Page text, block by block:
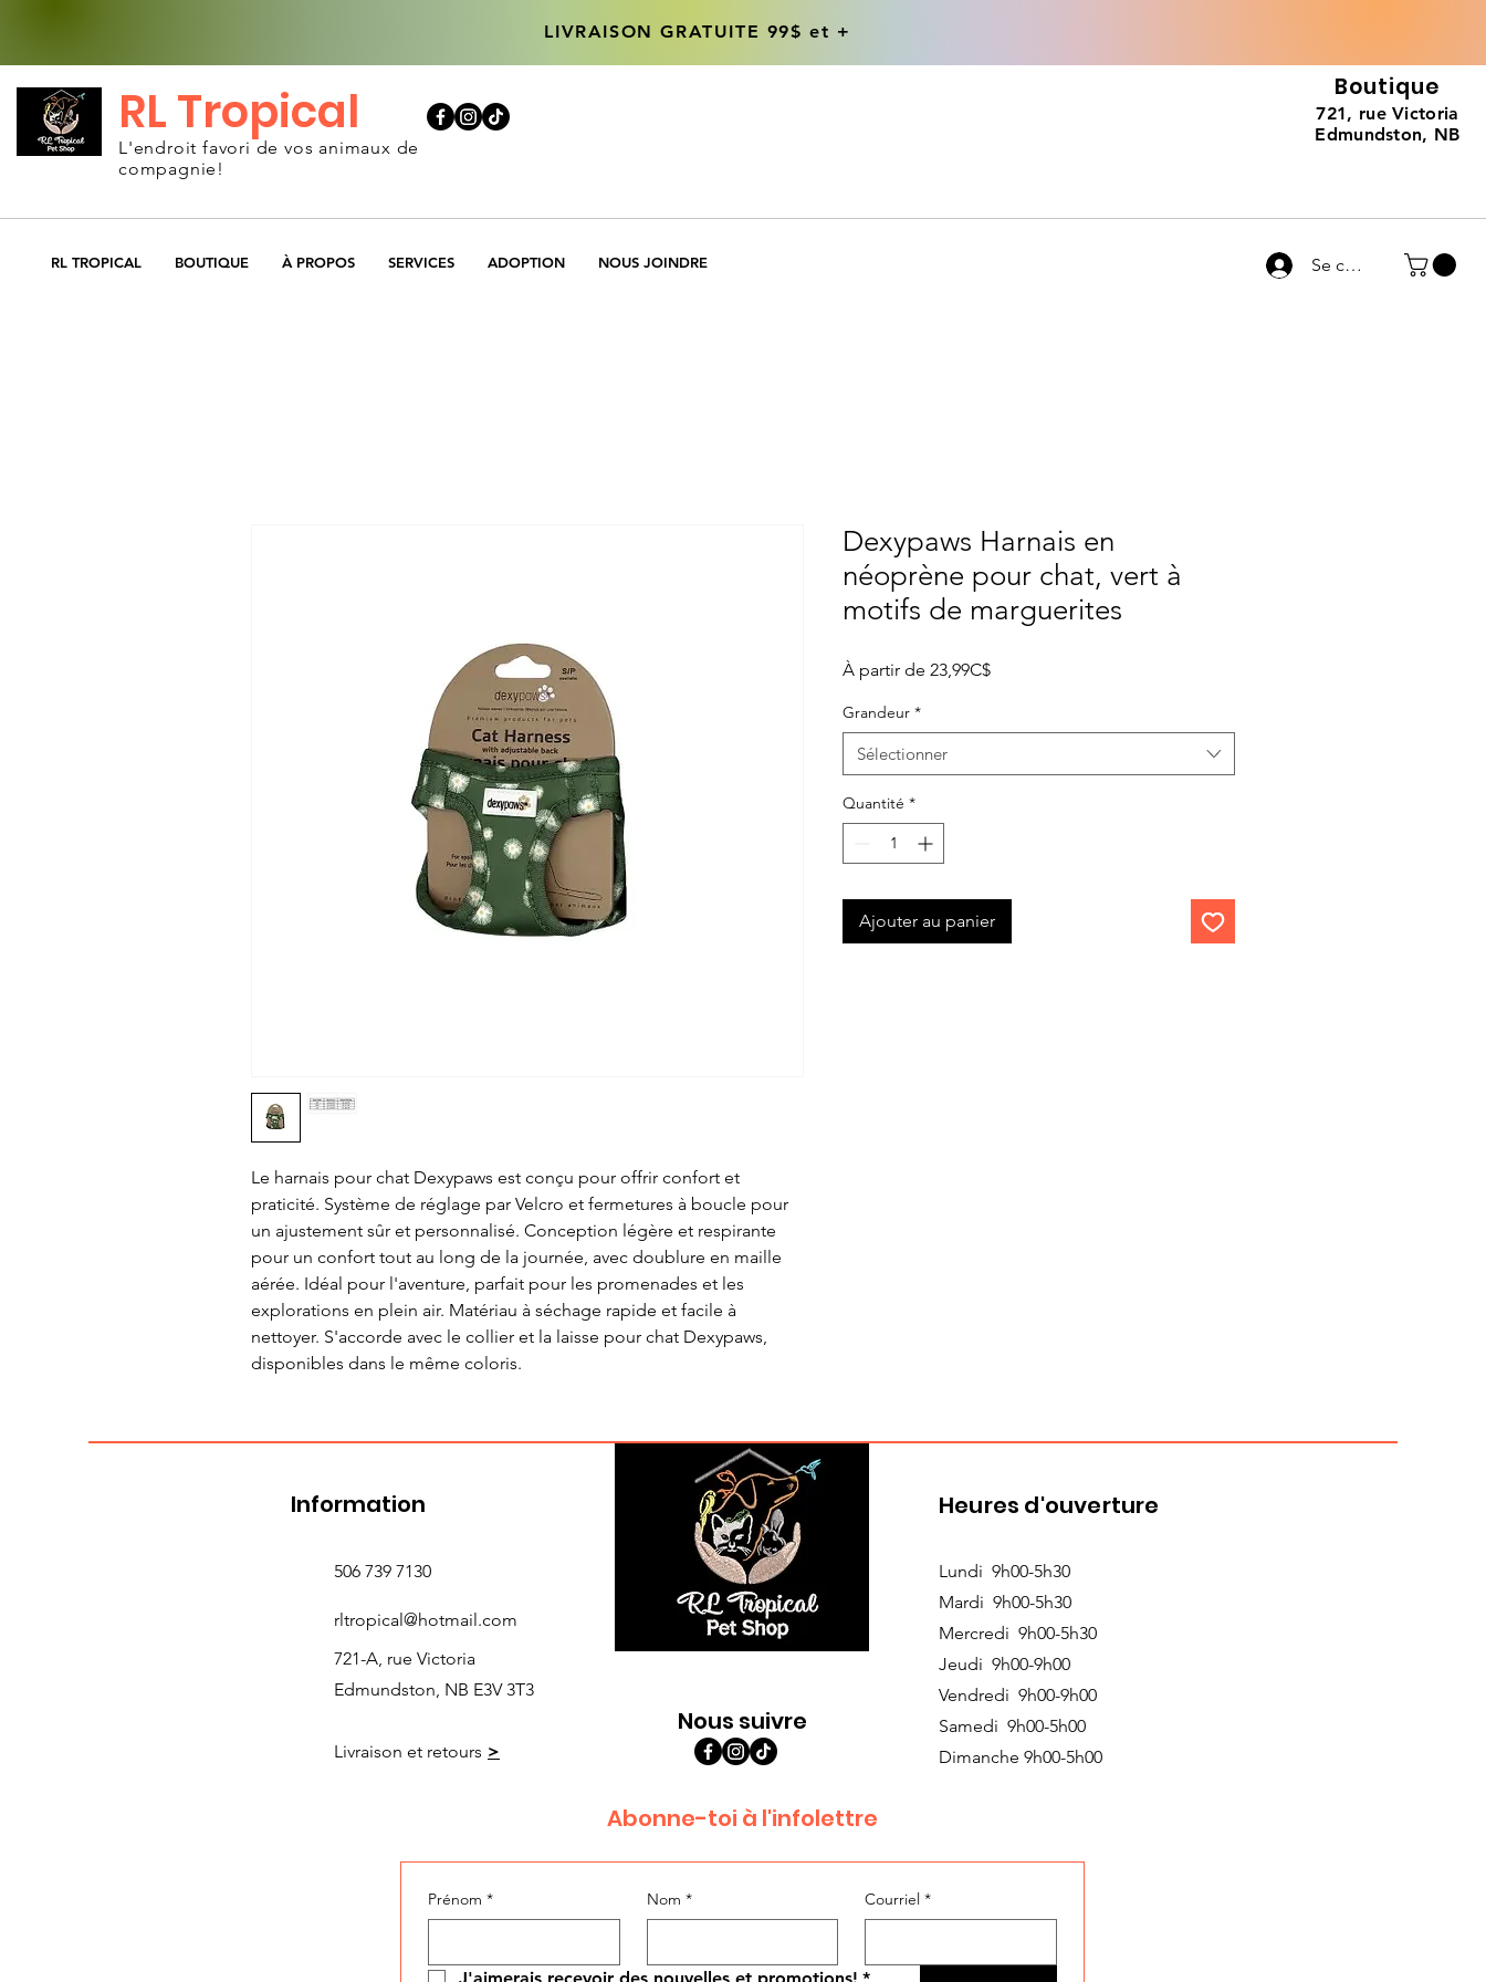
LIVRAISON GRATUITE 99$ et +
RL Tropical
L'endroit favori de vos animaux de
compagnie!
Boutique
721, rue Victoria
Edmundston, NB
LIVRAISON GRATUITE 99$ et +
RL TROPICAL BOUTIQUE À PROPOS SERVICES ADOPTION NOUS JOINDRE Se connecter
Le harnais pour chat Dexypaws est conçu pour offrir confort et
praticité. Système de réglage par Velcro et fermetures à boucle pour
un ajustement sûr et personnalisé. Conception légère et respirante
pour un confort tout au long de la journée, avec doublure en maille
aérée. Idéal pour l'aventure, parfait pour les promenades et les
explorations en plein air. Matériau à séchage rapide et facile à
nettoyer. S'accorde avec le collier et la laisse pour chat Dexypaws,
disponibles dans le même coloris.
Dexypaws Harnais en
néoprène pour chat, vert à
motifs de marguerites
À partir de 23,99C$Prix
Grandeur *
Sélectionner
Quantité *
Ajouter au panier
Nous suivre
Information
Livraison et retours >
506 739 7130
rltropical@hotmail.com
721-A, rue Victoria
Edmundston, NB E3V 3T3
Heures d'ouverture
Lundi 9h00-5h30
Mardi 9h00-5h30
Mercredi 9h00-5h30
Jeudi 9h00-9h00
Vendredi 9h00-9h00
Samedi 9h00-5h00
Dimanche 9h00-5h00
Abonne-toi à l'infolettre
Prénom * Nom * Courriel *